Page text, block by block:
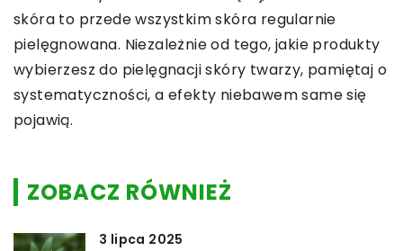
skóra to przede wszystkim skóra regularnie
pielęgnowana. Niezależnie od tego, jakie produkty
wybierzesz do pielęgnacji skóry twarzy, pamiętaj o
systematyczności, a efekty niebawem same się
pojawią.
ZOBACZ RÓWNIEŻ
3 lipca 2025